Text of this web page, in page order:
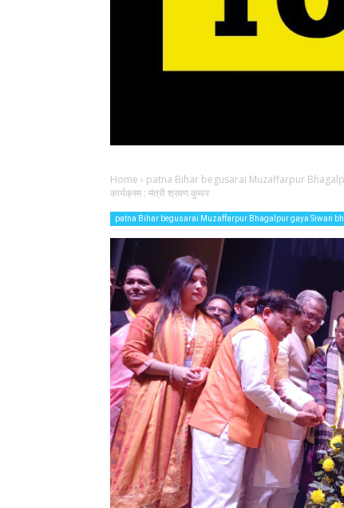
Home › patna Bihar begusarai Muzaffarpur
कार्यक्रम : मंत्री श्रवण कुमार
patna Bihar begusarai Muzaffarpur Bhagalpur gaya Siwan